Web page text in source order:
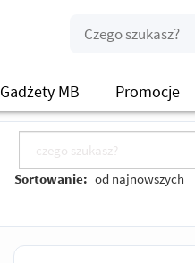
Gadżety MB Promocje
Sortowanie: od najnowszych